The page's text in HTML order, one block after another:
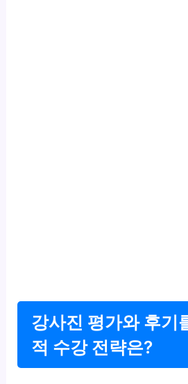
강사진 평가와 후기
적 수강 전략은?